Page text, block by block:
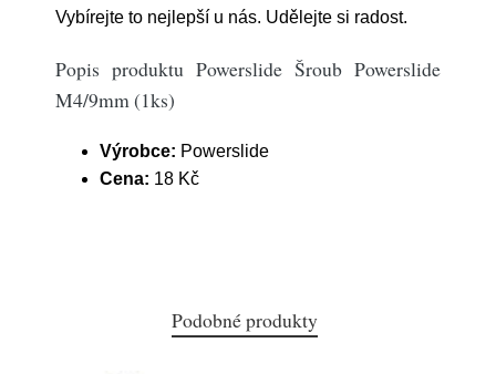
Vybírejte to nejlepší u nás. Udělejte si radost.
Popis produktu Powerslide Šroub Powerslide
M4/9mm (1ks)
Výrobce: Powerslide
Cena: 18 Kč
Podobné produkty